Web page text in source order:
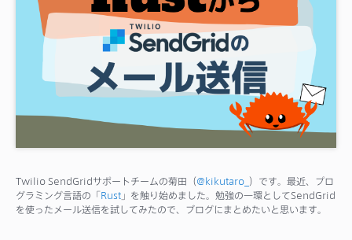
お役立ち情報
サポート
Twilio SendGridサポートチームの菊田（@kikutaro_ ）です。最近、プロ
グラミング言語の「Rust 」を触り始めました。勉強の一環としてSendGrid
を使ったメール送信を試してみたので、ブログにまとめたいと思います。